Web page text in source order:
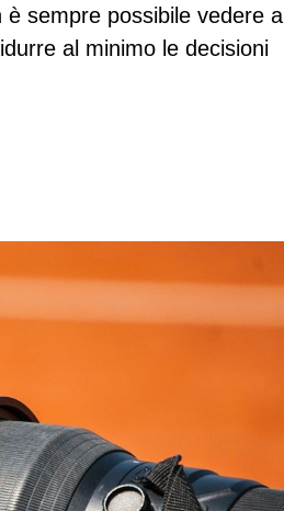
sempre possibile vedere a
al minimo le decisioni